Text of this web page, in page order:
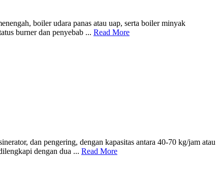
boiler udara panas atau uap, serta boiler minyak
burner dan penyebab ... Read More
dan pengering, dengan kapasitas antara 40-70 kg/jam atau
dengan dua ... Read More